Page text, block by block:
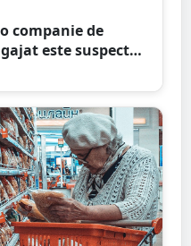
companie de
este suspectat
150.000 de lei